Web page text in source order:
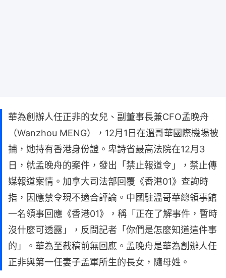
華為創辦人任正非的女兒、副董事長兼CFO孟晚舟
（Wanzhou MENG），12月1日在溫哥華國際機場被
捕，她持有香港身份證。卑詩省最高法院在12月3
日，就孟晚舟的案件，發出「禁止報道令」，禁止傳
媒報道案情。加拿大司法部回覆《香港01》查詢時
指，因應禁令現不適合評論。中國駐溫哥華總領事館
一名領事回應《香港01》，稱「正在了解事件，暫時
沒什麼可透露」，反問記者「你們是怎麼知道這件事
的」。華為至截稿前無回應。孟晚舟是華為創辦人任
正非與第一任妻子孟軍所生的長女，隨母姓。